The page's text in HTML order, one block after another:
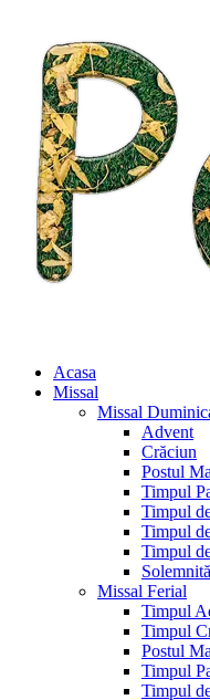
Acasa
Missal
Missal
Advent
Crăciun
Postul
Timpul
Timpul
Timpul
Timpul
Missal Ferial
Timpul
Timpul
Postul
Timpul
Timpul